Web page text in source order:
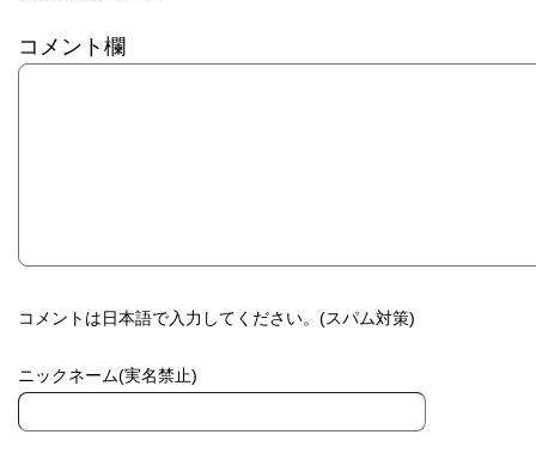
コメント欄
コメントは日本語で入力してください。(スパム対策)
ニックネーム(実名禁止)